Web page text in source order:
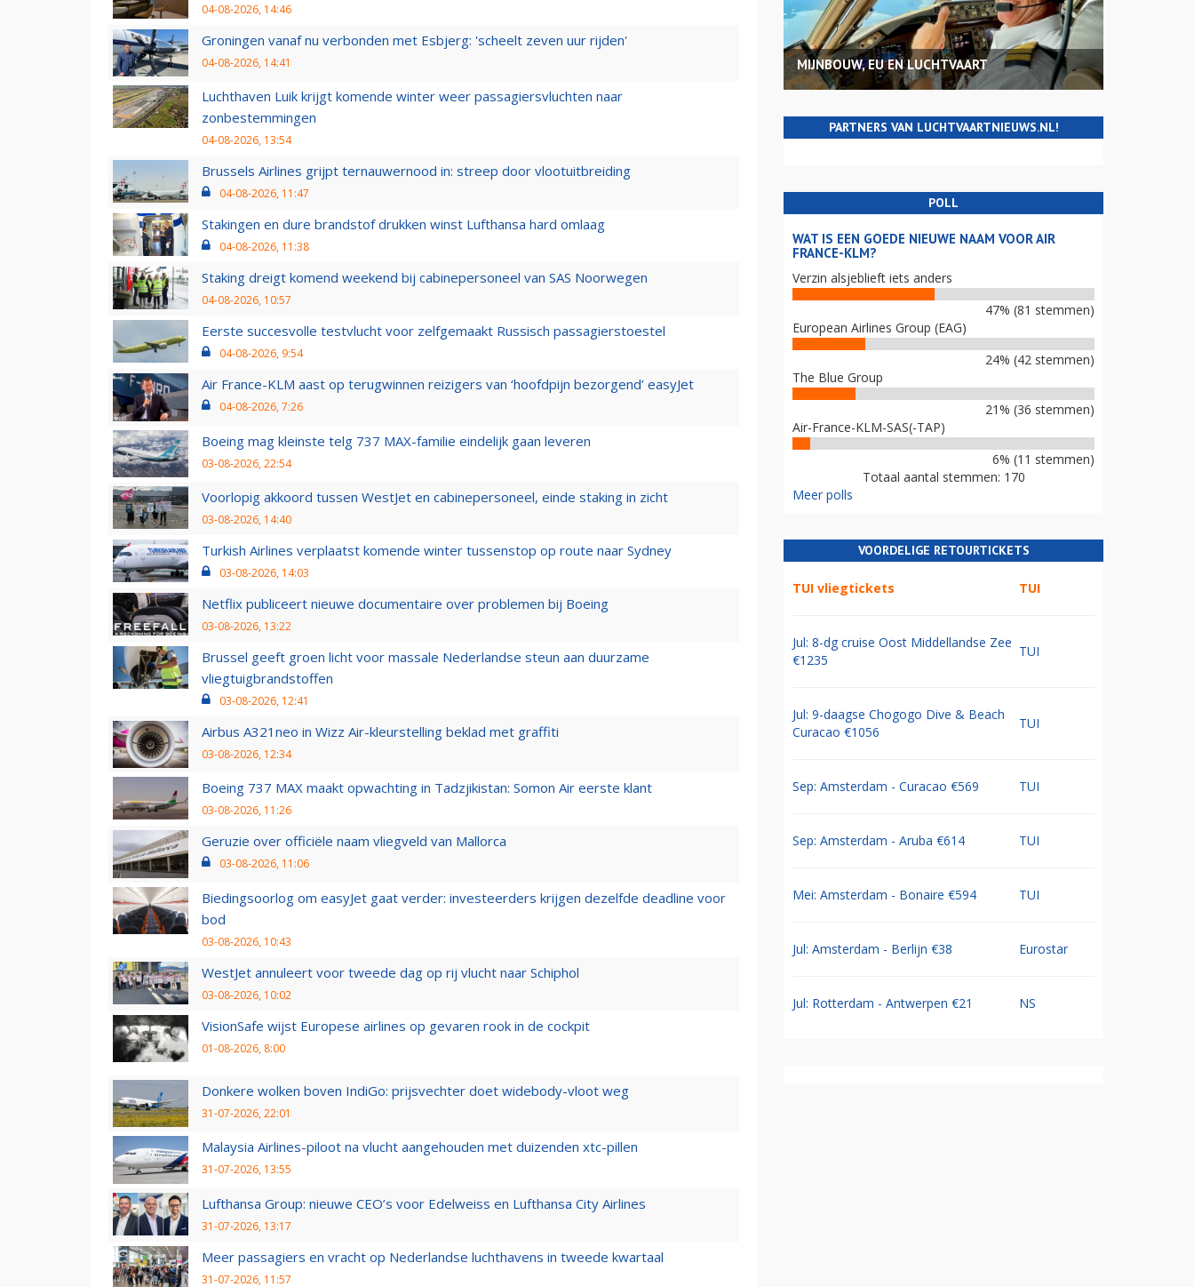
04-08-2026, 14:46
Groningen vanaf nu verbonden met Esbjerg: 'scheelt zeven uur rijden'
04-08-2026, 14:41
Luchthaven Luik krijgt komende winter weer passagiersvluchten naar
zonbestemmingen
04-08-2026, 13:54
Brussels Airlines grijpt ternauwernood in: streep door vlootuitbreiding
04-08-2026, 11:47
Stakingen en dure brandstof drukken winst Lufthansa hard omlaag
04-08-2026, 11:38
Staking dreigt komend weekend bij cabinepersoneel van SAS Noorwegen
04-08-2026, 10:57
Eerste succesvolle testvlucht voor zelfgemaakt Russisch passagierstoestel
04-08-2026, 9:54
Air France-KLM aast op terugwinnen reizigers van ‘hoofdpijn bezorgend’ easyJet
04-08-2026, 7:26
Boeing mag kleinste telg 737 MAX-familie eindelijk gaan leveren
03-08-2026, 22:54
Voorlopig akkoord tussen WestJet en cabinepersoneel, einde staking in zicht
03-08-2026, 14:40
Turkish Airlines verplaatst komende winter tussenstop op route naar Sydney
03-08-2026, 14:03
Netflix publiceert nieuwe documentaire over problemen bij Boeing
03-08-2026, 13:22
Brussel geeft groen licht voor massale Nederlandse steun aan duurzame
vliegtuigbrandstoffen
03-08-2026, 12:41
Airbus A321neo in Wizz Air-kleurstelling beklad met graffiti
03-08-2026, 12:34
Boeing 737 MAX maakt opwachting in Tadzjikistan: Somon Air eerste klant
03-08-2026, 11:26
Geruzie over officiële naam vliegveld van Mallorca
03-08-2026, 11:06
Biedingsoorlog om easyJet gaat verder: investeerders krijgen dezelfde deadline voor
bod
03-08-2026, 10:43
WestJet annuleert voor tweede dag op rij vlucht naar Schiphol
03-08-2026, 10:02
VisionSafe wijst Europese airlines op gevaren rook in de cockpit
01-08-2026, 8:00
Donkere wolken boven IndiGo: prijsvechter doet widebody-vloot weg
31-07-2026, 22:01
Malaysia Airlines-piloot na vlucht aangehouden met duizenden xtc-pillen
31-07-2026, 13:55
Lufthansa Group: nieuwe CEO’s voor Edelweiss en Lufthansa City Airlines
31-07-2026, 13:17
Meer passagiers en vracht op Nederlandse luchthavens in tweede kwartaal
31-07-2026, 11:57
MIJNBOUW, EU EN LUCHTVAART
PARTNERS VAN LUCHTVAARTNIEUWS.NL!
POLL
WAT IS EEN GOEDE NIEUWE NAAM VOOR AIR
FRANCE-KLM?
Verzin alsjeblieft iets anders
47% (81 stemmen)
European Airlines Group (EAG)
24% (42 stemmen)
The Blue Group
21% (36 stemmen)
Air-France-KLM-SAS(-TAP)
6% (11 stemmen)
Totaal aantal stemmen: 170
Meer polls
VOORDELIGE RETOURTICKETS
TUI vliegtickets TUI
Jul: 8-dg cruise Oost Middellandse Zee
€1235
TUI
Jul: 9-daagse Chogogo Dive & Beach
Curacao €1056
TUI
Sep: Amsterdam - Curacao €569 TUI
Sep: Amsterdam - Aruba €614 TUI
Mei: Amsterdam - Bonaire €594 TUI
Jul: Amsterdam - Berlijn €38 Eurostar
Jul: Rotterdam - Antwerpen €21 NS